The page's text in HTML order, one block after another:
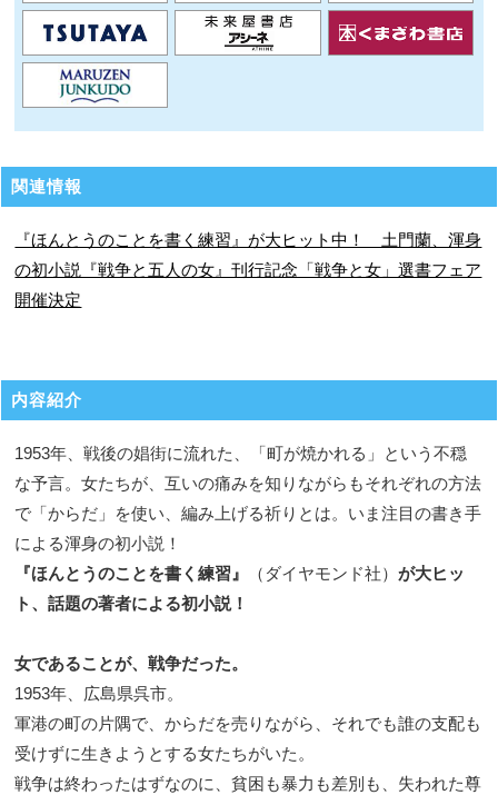
関連情報
『ほんとうのことを書く練習』が大ヒット中！ 土門蘭、渾身
の初小説『戦争と五人の女』刊行記念「戦争と女」選書フェア
開催決定
内容紹介
1953年、戦後の娼街に流れた、「町が焼かれる」という不穏
な予言。女たちが、互いの痛みを知りながらもそれぞれの方法
で「からだ」を使い、編み上げる祈りとは。いま注目の書き手
による渾身の初小説！
『ほんとうのことを書く練習』
（ダイヤモンド社）が大ヒッ
ト、話題の著者による初小説！
女であることが、戦争だった。
1953年、広島県呉市。
軍港の町の片隅で、からだを売りながら、それでも誰の支配も
受けずに生きようとする女たちがいた。
戦争は終わったはずなのに、貧困も暴力も差別も、失われた尊